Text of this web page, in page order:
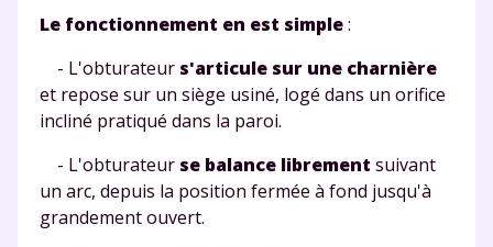
Le fonctionnement en est simple:
- L'obturateur s'articule sur une charnière
et repose sur un siège usiné, logé dans un orifice
incliné pratiqué dans la paroi.
- L'obturateur se balance librement suivant
un arc, depuis la position fermée à fond jusqu'à
grandement ouvert.